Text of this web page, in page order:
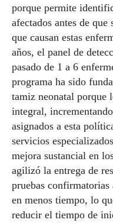
porque permite
afectados antes de
que causan estas
años, el panel de
pasado de 1 a 6
programa ha sido
tamiz neonatal porque
integral,
asignados a esta
servicios
mejora sustancial en
agilizó la entrega de
pruebas confirmatorias
en menos tiempo, lo
reducir el tiempo de